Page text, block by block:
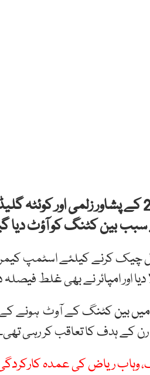
پاکستان سپرلیگ2020 کے پشاور زلمی
بین کٹنگ کو آؤٹ دیا
چیک کرنے کیلئے اسٹمپ
اور امپائر نے بھی غلط
بین کٹنگ کے آوٹ ہونے کے
ریاض کی عمدہ